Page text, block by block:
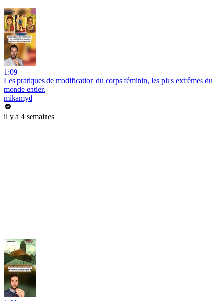
1:09
Les pratiques de modification du corps féminin, les plus extrêmes du
monde entier.
mikamyd
il y a 4 semaines